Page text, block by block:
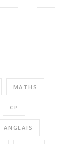
MATHS
CP
ANGLAIS